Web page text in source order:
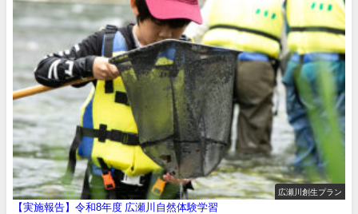
広瀬川創生プラン
【実施報告】令和8年度 広瀬川自然体験学習